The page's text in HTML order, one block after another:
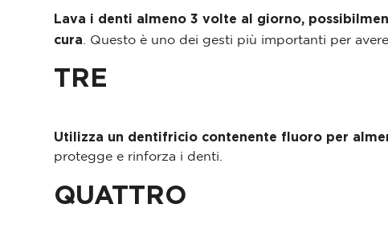
Lava i denti almeno 3 volte al giorno,
cura. Questo è uno dei gesti più importanti per
TRE
Utilizza un dentifricio contenente fluoro per
protegge e rinforza i denti.
QUATTRO